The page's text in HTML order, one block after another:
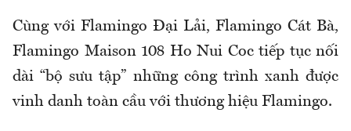
Cùng với Flamingo Đại Lải, Flamingo Cát Bà,
Flamingo Maison 108 Ho Nui Coc tiếp tục nối
dài “bộ sưu tập” những công trình xanh được
vinh danh toàn cầu với thương hiệu Flamingo.